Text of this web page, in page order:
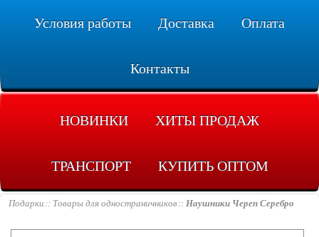
Условия работы Доставка Оплата
Контакты
НОВИНКИ ХИТЫ ПРОДАЖ
ТРАНСПОРТ КУПИТЬ ОПТОМ
Подарки Товары для одностраничников Наушники Череп Серебро